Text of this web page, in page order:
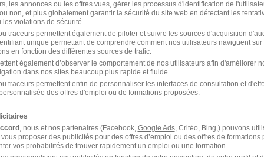
35000 Rennes
À l’attention du Service des
12
2026
pour le poste de vendeur à mi-temps
les annonces ou les offres vues, gérer les processus d'identification de
non, et plus globalement garantir la sécurité du site web en détectant les
les violations de sécurité.
traceurs permettent également de piloter et suivre les sources d'acquisition
unique permettant de comprendre comment nos utilisateurs naviguent sur
en fonction des différentes sources de trafic.
également d’observer le comportement de nos utilisateurs afin d'améliorer
dans nos sites beaucoup plus rapide et fluide.
traceurs permettent enfin de personnaliser les interfaces de consultation et
des offres d'emploi ou de formations proposées.
, nous et nos partenaires (Facebook, Google Ads, Critéo, Bing,) pouvons
proposer des publicités pour des offres d’emploi ou des offres de formations
vos probabilités de trouver rapidement un emploi ou une formation.